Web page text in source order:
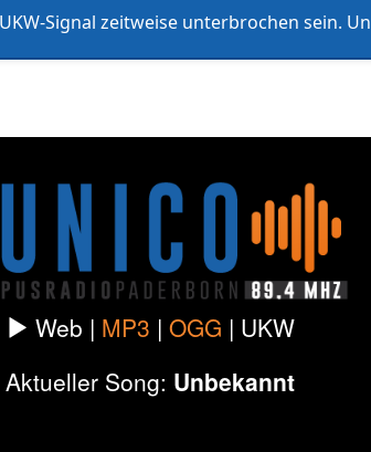
Signal zeitweise unterbrochen sein.
& Redaktionen Datenschutz
Web | MP3 | OGG | UKW
Aktueller Song: Unbekannt